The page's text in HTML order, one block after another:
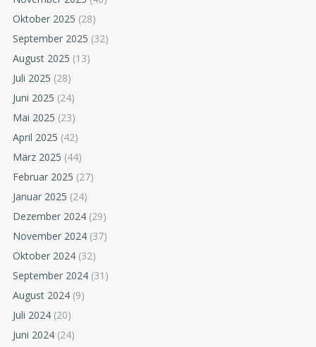
Oktober 2025 (28)
September 2025 (32)
August 2025 (13)
Juli 2025 (28)
Juni 2025 (24)
Mai 2025 (23)
April 2025 (42)
März 2025 (44)
Februar 2025 (27)
Januar 2025 (24)
Dezember 2024 (29)
November 2024 (37)
Oktober 2024 (32)
September 2024 (31)
August 2024 (9)
Juli 2024 (20)
Juni 2024 (24)